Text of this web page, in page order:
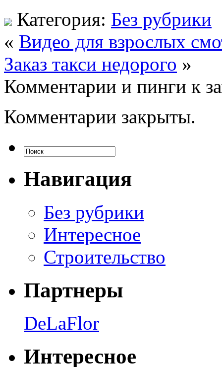
Категория: Без рубрики
« Видео для взрослых
Заказ такси недорого »
Комментарии и пинги к
Комментарии закрыты.
Навигация
Без рубрики
Интересное
Строительство
Партнеры
DeLaFlor
Интересное